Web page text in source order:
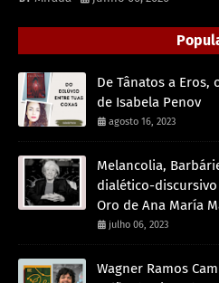
De Tânatos a
de Isabela Penov
agosto 16, 2023
Melancolia,
dialético-
Oro de Ana María
julho 06, 2023
Wagner Ramos